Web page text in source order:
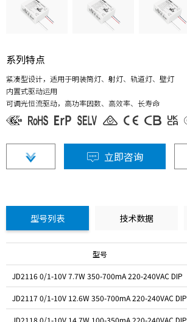
系列特点
紧凑型设计，适用于明装筒灯、射灯、轨道灯、壁灯
内置式驱动运用
可调光恒流驱动，高功率因数、高效率、长寿命
立即咨询
型号列表 技术数据
型号
JD2116 0/1-10V 7.7W 350-700mA 220-240VAC DIP
JD2117 0/1-10V 12.6W 350-700mA 220-240VAC DIP
JD2118 0/1-10V 14.7W 100-350mA 220-240VAC DIP